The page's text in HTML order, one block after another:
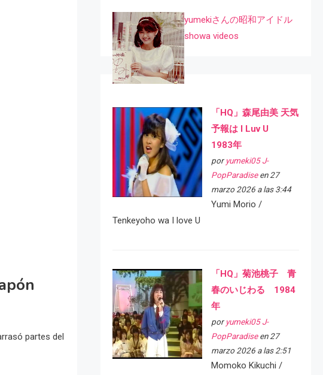
partes del
yumekiさんの昭和アイドル
showa videos
「HQ」森尾由美 天気
予報は I Luv U
1983年
por yumeki05 J-
PopParadiseen 27
marzo 2026 a las 3:44
Yumi Morio /
Tenkeyoho wa I love U
「HQ」菊池桃子 青
春のいじわる 1984
年
por yumeki05 J-
PopParadiseen 27
marzo 2026 a las 2:51
Momoko Kikuchi /